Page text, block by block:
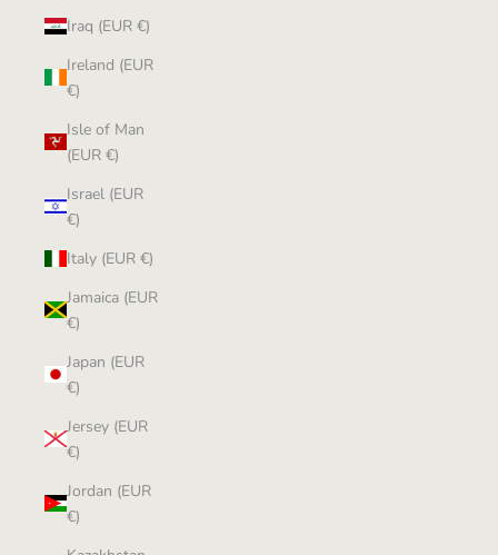
Iraq (EUR €)
Ireland (EUR
€)
Isle of Man
(EUR €)
Israel (EUR
€)
Italy (EUR €)
Jamaica (EUR
€)
Japan (EUR
€)
Jersey (EUR
€)
Jordan (EUR
€)